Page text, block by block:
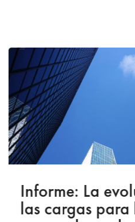
Informe: La
las cargas para